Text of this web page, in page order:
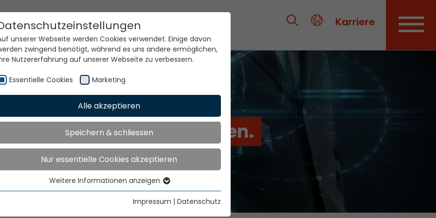
Karriere
Unsere Technologien.
unserer Webseite werden Cookies verwendet. Einige davon
zwingend benötigt, während es uns andere ermöglichen,
Nutzererfahrung auf unserer Webseite zu verbessern.
Essentielle Cookies Marketing
Alle akzeptieren
Speichern & schliessen
Nur essentielle Cookies akzeptieren
Essentielle Cookies
Essentielle Cookies werden für grundlegende Funktionen der
Webseite benötigt. Dadurch ist gewährleistet, dass die
Weitere Informationen anzeigen
Impressum | Datenschutz